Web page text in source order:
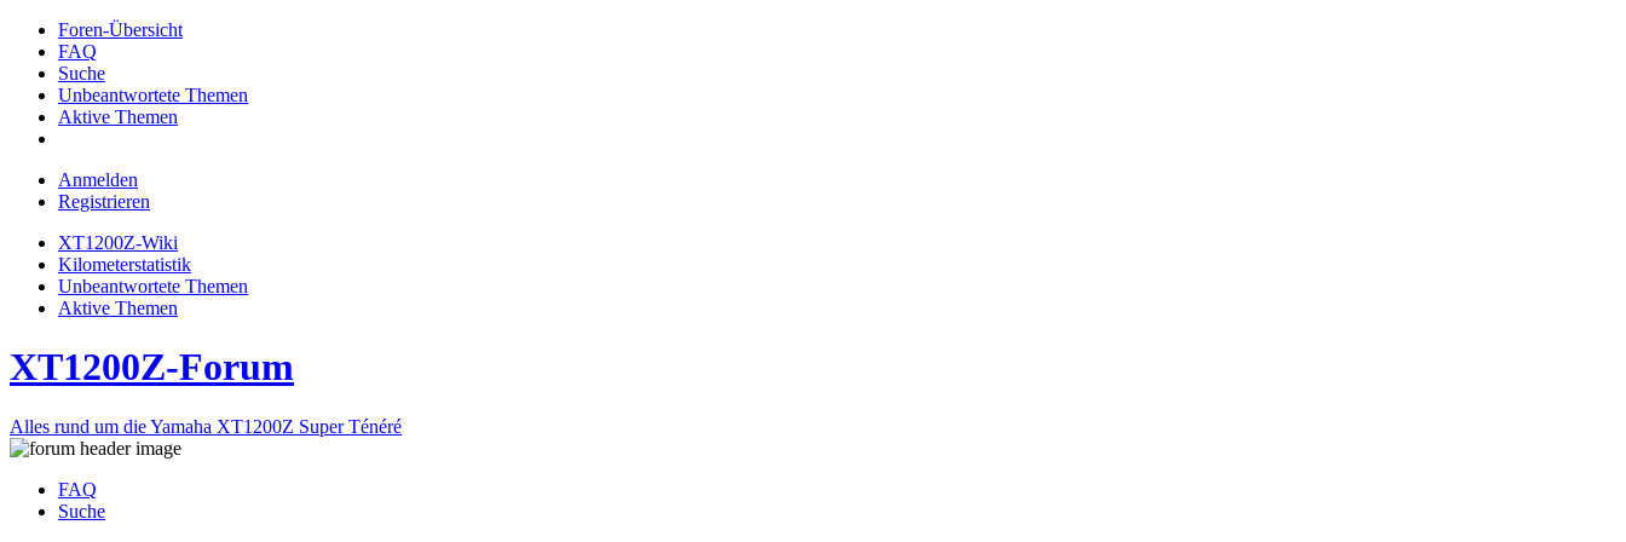
Foren-Übersicht
FAQ
Suche
Unbeantwortete Themen
Aktive Themen
Anmelden
Registrieren
XT1200Z-Wiki
Kilometerstatistik
Unbeantwortete Themen
Aktive Themen
XT1200Z-Forum
Alles rund um die Yamaha XT1200Z Super Ténéré
FAQ
Suche